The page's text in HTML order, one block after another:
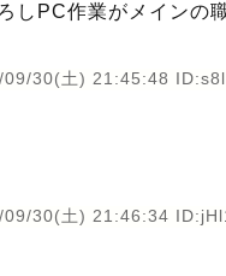
しPC作業がメインの
09/30(土) 21:45:48
09/30(土) 21:46:34